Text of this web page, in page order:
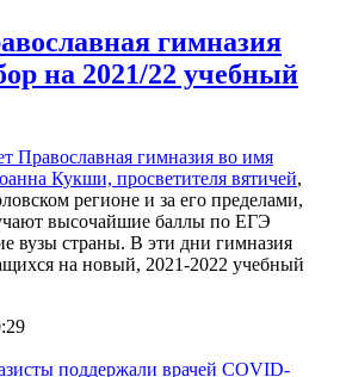
гимназия
на 2021/22 учебный
Православная гимназия во имя
Кукши, просветителя вятичей,
регионе и за его пределами,
высочайшие баллы по ЕГЭ
вузы страны. В эти дни гимназия
на новый, 2021-2022 учебный